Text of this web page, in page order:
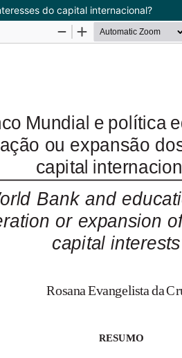
do capital internacional?